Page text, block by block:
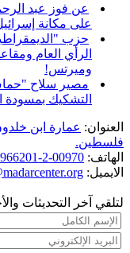
عن فوز عبد
على مكانة
حزب
الرأي العام
وميرتس!
مصير سلاح
التشكيك بمسودة
العنوان: عمارة ابن
فلسطين.
الهاتف: 00970-2-2966201
الايميل:
لتلقي آخر التحديثات